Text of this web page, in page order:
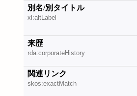
別名/別タイトル
xl:altLabel
来歴
rda:corporateHistory
関連リンク
skos:exactMatch